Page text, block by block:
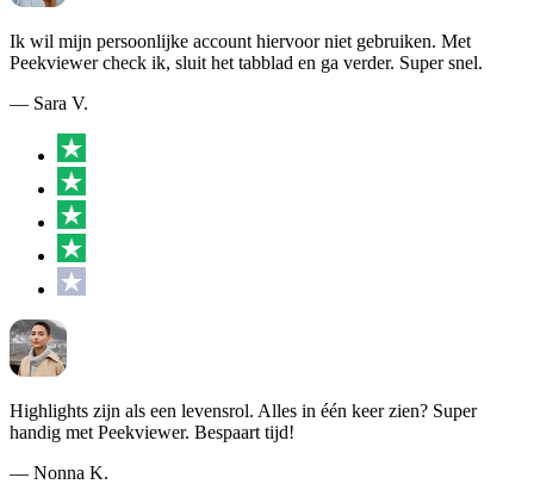
Ik wil mijn persoonlijke account hiervoor niet gebruiken. Met
Peekviewer check ik, sluit het tabblad en ga verder. Super snel.
— Sara V.
Highlights zijn als een levensrol. Alles in één keer zien? Super
handig met Peekviewer. Bespaart tijd!
— Nonna K.